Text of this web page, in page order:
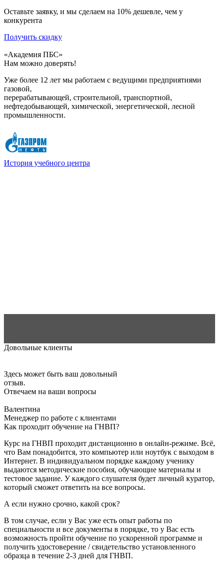
Оставьте заявку, и мы сделаем на 10% дешевле, чем у
конкурента
Получить скидку
«Академия ПБС»
Нам можно доверять!
Уже более 12 лет мы работаем с ведущими предприятиями
газовой,
перерабатывающей, строительной, транспортной,
нефтедобывающей, химической, энергетической, лесной
промышленности.
История учебного центра
Довольные клиенты
Здесь может быть ваш довольный
отзыв.
Отвечаем на ваши вопросы
Валентина
Менеджер по работе с клиентами
Как проходит обучение на ГНВП?
Курс на ГНВП проходит дистанционно в онлайн-режиме. Всё,
что Вам понадобится, это компьютер или ноутбук с выходом в
Интернет. В индивидуальном порядке каждому ученику
выдаются методические пособия, обучающие материалы и
тестовое задание. У каждого слушателя будет личный куратор,
который сможет ответить на все вопросы.
А если нужно срочно, какой срок?
В том случае, если у Вас уже есть опыт работы по
специальности и все документы в порядке, то у Вас есть
возможность пройти обучение по ускоренной программе и
получить удостоверение / свидетельство установленного
образца в течение 2-3 дней для ГНВП.